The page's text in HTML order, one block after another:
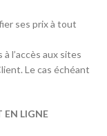
ses prix à tout
l’accès aux sites
Le cas échéant
EN LIGNE